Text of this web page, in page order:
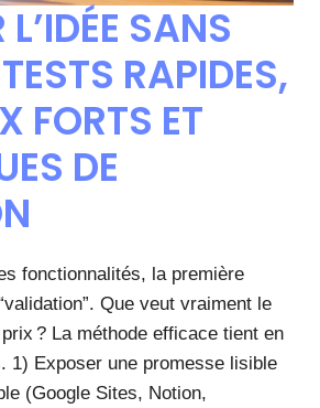
SANS
RAPIDES,
FORTS ET
DE
fonctionnalités, la première
Que veut vraiment le
? La méthode efficace tient en
1) Exposer une promesse lisible
(Google Sites, Notion,